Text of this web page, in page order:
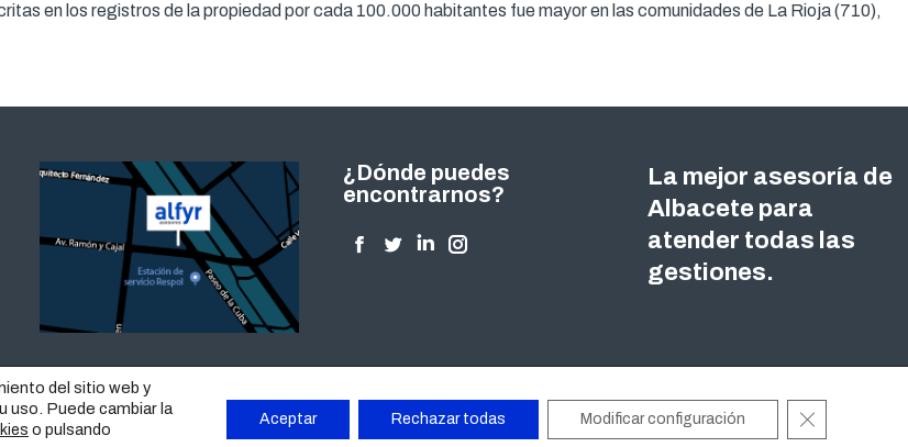
en los registros de la propiedad por cada 100.000 habitantes fue mayor en las comunidades de La Rioja (710),
¿Dónde puedes
encontrarnos?
Encuéntranos en:
Facebook
new
window
Twitter
new
window
Linkedin
new
window
Instagram
new
window
La mejor asesoría de
Albacete para
atender todas las
gestiones.
del sitio web y
uso. Puede cambiar la
o pulsando
Aceptar Rechazar todas Modificar configuración Cerrar el